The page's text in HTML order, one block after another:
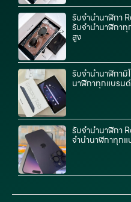
รับจำนำนาฬิกา
รับจำนำนาฬิกาทุ
สูง
รับจำนำนาฬิกามิ
นาฬิกาทุกแบรน
รับจำนำนาฬิกา
จำนำนาฬิกาทุกแ